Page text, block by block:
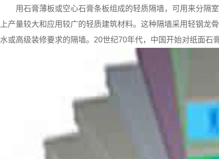
用石膏薄板或空心石膏条板组成的轻质隔墙，可用来分隔
上产量较大和应用较广的轻质建筑材料。这种隔墙采用轻钢
水或高级装修要求的隔墙。20世纪70年代，中国开始对纸面